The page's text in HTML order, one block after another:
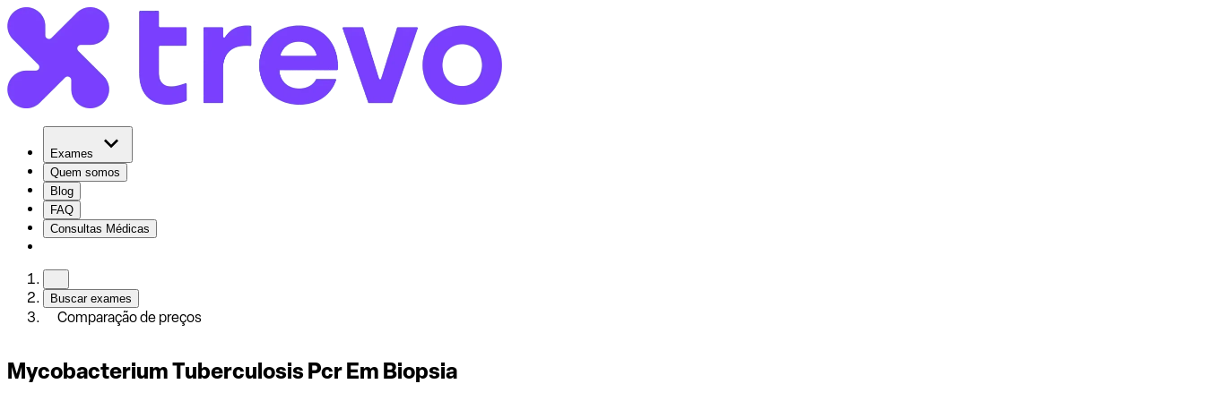
Exames
Quem somos
Blog
FAQ
Consultas Médicas
Buscar exames
Comparação de preços
Mycobacterium Tuberculosis Pcr Em Biopsia